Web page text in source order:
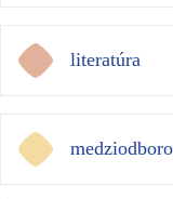
literatúra